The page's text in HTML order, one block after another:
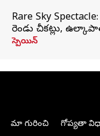
Rare Sky
రెండు చీకట్లు,
స్పెయిన్
మా గురించి గోప్యతా